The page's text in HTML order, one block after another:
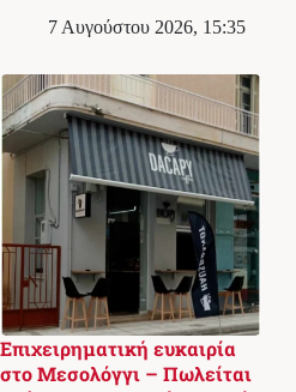
7 Αυγούστου 2026, 15:35
Επιχειρηματική ευκαιρία
στο Μεσολόγγι – Πωλείται